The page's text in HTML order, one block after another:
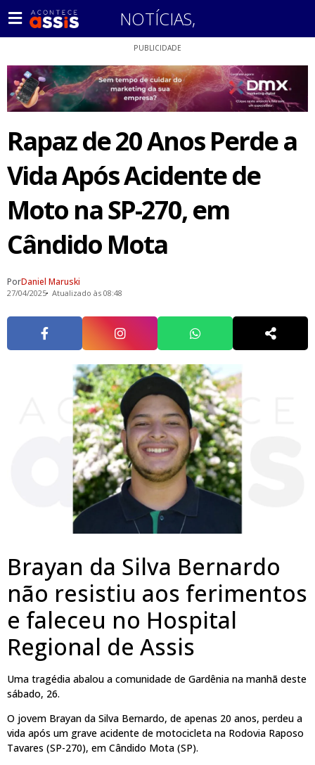
NOTÍCIAS,
PUBLICIDADE
Rapaz de 20 Anos Perde a
Vida Após Acidente de
Moto na SP-270, em
Cândido Mota
PorDaniel Maruski
27/04/2025 Atualizado às 08:48
Brayan da Silva Bernardo
não resistiu aos ferimentos
e faleceu no Hospital
Regional de Assis
Uma tragédia abalou a comunidade de Gardênia na manhã deste
sábado, 26.
O jovem Brayan da Silva Bernardo, de apenas 20 anos, perdeu a
vida após um grave acidente de motocicleta na Rodovia Raposo
Tavares (SP-270), em Cândido Mota (SP).